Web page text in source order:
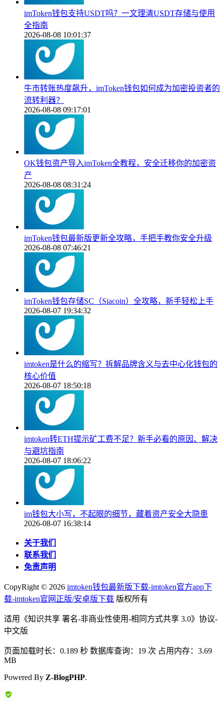
imToken钱包支持USDT吗？一文理清USDT存储与使用
全指南
2026-08-08 10:01:37
牛市转账热度飙升，imToken钱包如何成为加密投资者的
流转利器？
2026-08-08 09:17:01
OK钱包资产导入imToken全教程，安全迁移你的加密资
产
2026-08-08 08:31:24
imToken钱包最新版更新全攻略，手把手教你安全升级
2026-08-08 07:46:21
imToken钱包存储SC（Siacoin）全攻略，新手轻松上手
2026-08-07 19:34:32
imtoken是什么的缩写？拆解品牌含义与去中心化钱包的
核心价值
2026-08-07 18:50:18
imtoken转ETH提示矿工费不足？新手必看的原因、解决
与避坑指南
2026-08-07 18:06:22
im钱包大小写，不起眼的细节，藏着资产安全大隐患
2026-08-07 16:38:14
关于我们
联系我们
免责声明
CopyRight © 2026 imtoken钱包最新版下载-imtoken官方app下
载-imtoken官网正版/安卓版下载 版权所有
适用《知识共享 署名-非商业性使用-相同方式共享 3.0》协议-
中文版
页面加载时长：0.189 秒 数据库查询：19 次 占用内存：3.69
MB
Powered By Z-BlogPHP.